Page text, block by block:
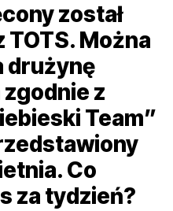
został
TOTS. Można
drużynę
z
Team”
Co
za tydzień?